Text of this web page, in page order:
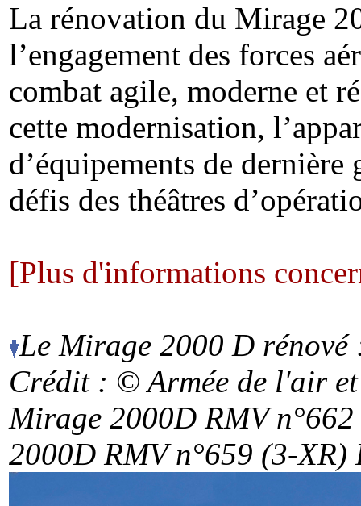
La rénovation du Mirage
l’engagement des forces
combat agile, moderne et
cette modernisation,
d’équipements de
défis des théâtres
[Plus d'informations
Le Mirage 2000 D rénové
Crédit : © Armée de l'air
Mirage 2000D RMV
2000D RMV n°659 (3-XR)